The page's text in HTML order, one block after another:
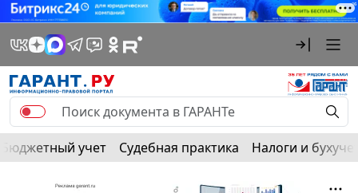
Бюджетный учет Судебная практика Налоги и